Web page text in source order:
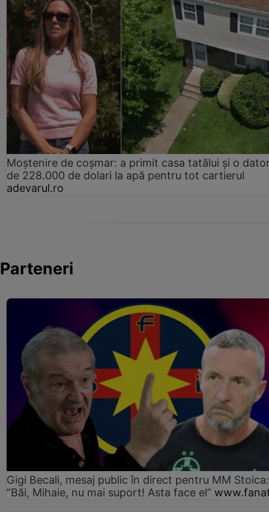
Moștenire de coșmar: a primit casa tatălui și o
de 228.000 de dolari la apă pentru tot cartierul
adevarul.ro
Parteneri
Gigi Becali, mesaj public în direct pentru MM Stoica:
”Băi, Mihaie, nu mai suport! Asta face el”